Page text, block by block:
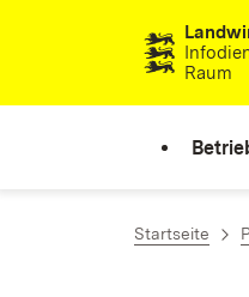
Zum Inhalt
Raum
Startseite